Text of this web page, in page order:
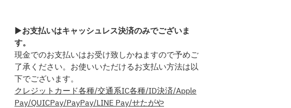
▶お支払いはキャッシュレス決済のみでございま
す。
現金でのお支払いはお受け致しかねますので予めご
了承ください。お使いいただけるお支払い方法は以
下でございます。
クレジットカード各種/交通系IC各種/ID決済/Apple
Pay/QUICPay/PayPay/LINE Pay/せたがや